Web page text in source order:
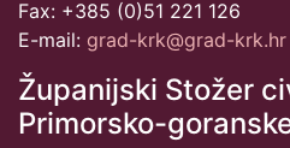
Fax: +385 (0)51 221 126
E-mail: grad-krk@grad-krk.hr
Županijski Stožer
Primorsko-